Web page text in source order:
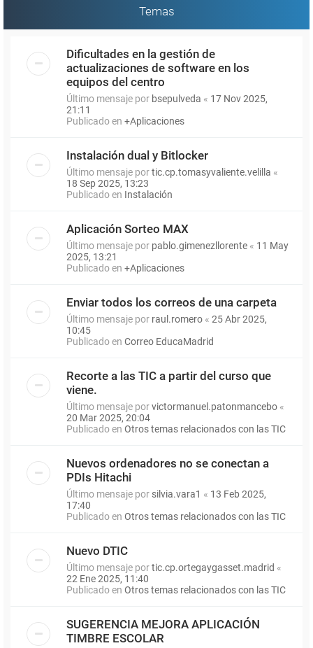
Temas
Dificultades en la gestión de
actualizaciones de software en los
equipos del centro
Último mensaje por bsepulveda « 17 Nov 2025,
21:11
Publicado en +Aplicaciones
Instalación dual y Bitlocker
Último mensaje portic.cp.tomasyvaliente.velilla «
18 Sep 2025, 13:23
Publicado en Instalación
Aplicación Sorteo MAX
Último mensaje por pablo.gimenezllorente « 11 May
2025, 13:21
Publicado en +Aplicaciones
Enviar todos los correos de una carpeta
Último mensaje por raul.romero « 25 Abr 2025,
10:45
Publicado en Correo EducaMadrid
Recorte a las TIC a partir del curso que
viene.
Último mensaje porvictormanuel.patonmancebo «
20 Mar 2025, 20:04
Publicado en Otros temas relacionados con las TIC
Nuevos ordenadores no se conectan a
PDIs Hitachi
Último mensaje por silvia.vara1 « 13 Feb 2025,
17:40
Publicado en Otros temas relacionados con las TIC
Nuevo DTIC
Último mensaje portic.cp.ortegaygasset.madrid «
22 Ene 2025, 11:40
Publicado en Otros temas relacionados con las TIC
SUGERENCIA MEJORA APLICACIÓN
TIMBRE ESCOLAR